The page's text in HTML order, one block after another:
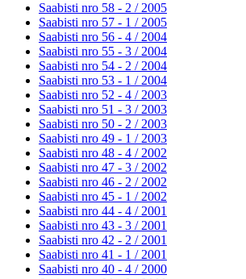
Saabisti nro 58 - 2 / 2005
Saabisti nro 57 - 1 / 2005
Saabisti nro 56 - 4 / 2004
Saabisti nro 55 - 3 / 2004
Saabisti nro 54 - 2 / 2004
Saabisti nro 53 - 1 / 2004
Saabisti nro 52 - 4 / 2003
Saabisti nro 51 - 3 / 2003
Saabisti nro 50 - 2 / 2003
Saabisti nro 49 - 1 / 2003
Saabisti nro 48 - 4 / 2002
Saabisti nro 47 - 3 / 2002
Saabisti nro 46 - 2 / 2002
Saabisti nro 45 - 1 / 2002
Saabisti nro 44 - 4 / 2001
Saabisti nro 43 - 3 / 2001
Saabisti nro 42 - 2 / 2001
Saabisti nro 41 - 1 / 2001
Saabisti nro 40 - 4 / 2000